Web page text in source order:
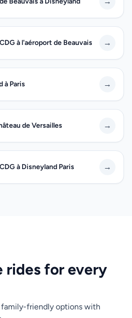
à l'aéroport de Beauvais →
à Paris →
de Versailles →
à Disneyland Paris →
rides for every
family-friendly options with